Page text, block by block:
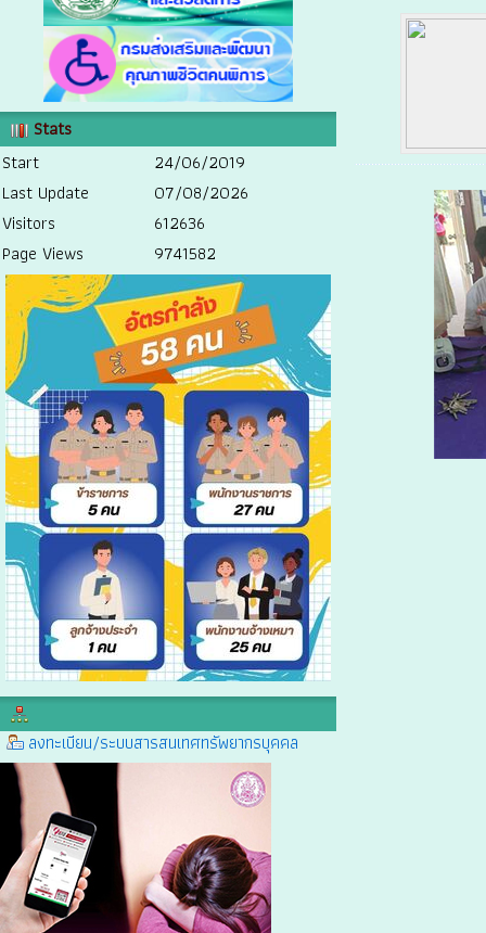
Stats
Start
24/06/2019
Last Update
07/08/2026
Visitors
612636
Page Views
9741582
ลงทะเบียน/ระบบสารสนเทศทรัพยากรบุคคล